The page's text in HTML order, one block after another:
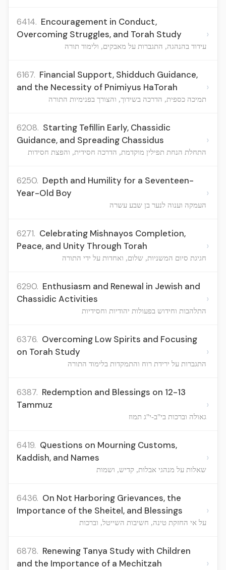
6414. Encouragement in Conduct,
Overcoming Struggles, and Torah Study
עידוד בהנהגה, התגברות על מאבקים, ולימוד תורה
›
6167. Financial Support, Shidduch Guidance,
and the Necessity of Pnimiyus HaTorah
תמיכה כספית, הדרכה בשידוך, והצורך בפנימיות התורה
›
6208. Starting Tefillin Early, Chassidic
Guidance, and Spreading Chassidus
התחלת הנחת תפילין מוקדמת, הדרכה חסידית, והפצת חסידות
›
6250. Depth and Humility for a Seventeen-
Year-Old Boy
העמקה וענוה לנער בן שבע עשרה
›
6271. Celebrating Mishnayos Completion,
Peace, and Unity Through Torah
חגיגת סיום המשניות, שלום, ואחדות על ידי התורה
›
6290. Enthusiasm and Renewal in Jewish and
Chassidic Activities
התלהבות וחידוש בפעולות יהודיות וחסידיות
›
6376. Overcoming Low Spirits and Focusing
on Torah Study
התגברות על ירידת רוח והתמקדות בלימוד התורה
›
6387. Redemption and Blessings on 12-13
Tammuz
גאולה וברכות בי"ב-י"ג תמוז
›
6419. Questions on Mourning Customs,
Kaddish, and Names
שאלות על מנהגי אבלות, קדיש, ושמות
›
6436. On Not Harboring Grievances, the
Importance of the Sheitel, and Blessings
על אי החזקת טינה, חשיבות השייטל, וברכות
›
6878. Renewing Tanya Study with Children
and the Importance of a Mechitzah
›